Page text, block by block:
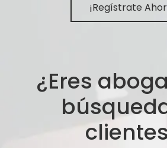
¡Regístrate
¿Eres